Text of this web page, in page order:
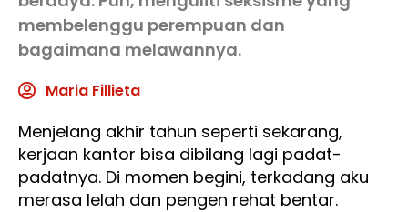
membelenggu perempuan dan
bagaimana melawannya.
Maria Fillieta
Menjelang akhir tahun seperti sekarang,
kerjaan kantor bisa dibilang lagi padat-
padatnya. Di momen begini, terkadang aku
merasa lelah dan pengen rehat bentar.